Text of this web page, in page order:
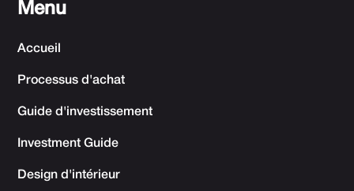
Menu
Accueil
Processus d'achat
Guide d'investissement
Investment Guide
Design d'intérieur